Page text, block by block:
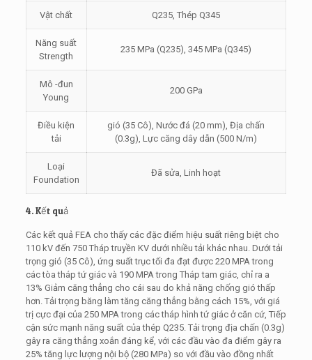
Vật chất Q235, Thép Q345
Năng suất
Strength
235 MPa (Q235), 345 MPa (Q345)
Mô -đun
Young
200 GPa
Điều kiện
tải
gió (35 Cô), Nước đá (20 mm), Địa chấn
(0.3g), Lực căng dây dẫn (500 N/m)
Loại
Foundation
Đã sửa, Linh hoạt
4. Kết quả
Các kết quả FEA cho thấy các đặc điểm hiệu suất riêng biệt cho
110 kV đến 750 Tháp truyền KV dưới nhiều tải khác nhau. Dưới tải
trọng gió (35 Cô), ứng suất trục tối đa đạt được 220 MPA trong
các tòa tháp tứ giác và 190 MPA trong Tháp tam giác, chỉ ra a
13% Giảm căng thẳng cho cái sau do khả năng chống gió thấp
hơn. Tải trọng băng làm tăng căng thẳng bằng cách 15%, với giá
trị cực đại của 250 MPA trong các tháp hình tứ giác ở căn cứ, Tiếp
cận sức mạnh năng suất của thép Q235. Tải trọng địa chấn (0.3g)
gây ra căng thẳng xoắn đáng kể, với các đầu vào đa điểm gây ra
25% tăng lực lượng nội bộ (280 MPa) so với đầu vào đồng nhất